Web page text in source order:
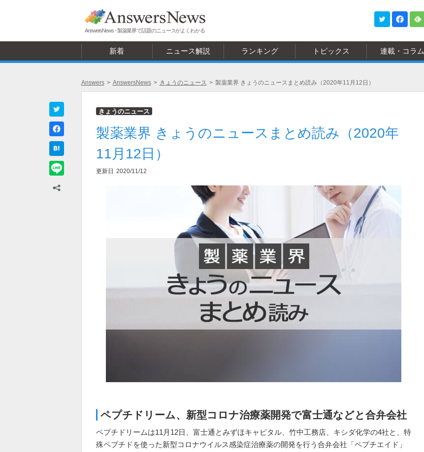
AnswersNews - 製薬業界で話題のニュースがよくわかる
新着 ニュース解説 ランキング トピックス 連載・コラム
Answers > AnswersNews > きょうのニュース > 製薬業界 きょうのニュースまとめ読み（2020年11月12日）
きょうのニュース
製薬業界 きょうのニュースまとめ読み（2020年
11月12日）
更新日 2020/11/12
ペプチドリーム、新型コロナ治療薬開発で富士通などと合弁会社
ペプチドリームは11月12日、富士通とみずほキャピタル、竹中工務店、キシダ化学の4社と、特
殊ペプチドを使った新型コロナウイルス感染症治療薬の開発を行う合弁会社「ペプチエイド」